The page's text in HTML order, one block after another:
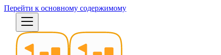
Перейти к основному содержимому